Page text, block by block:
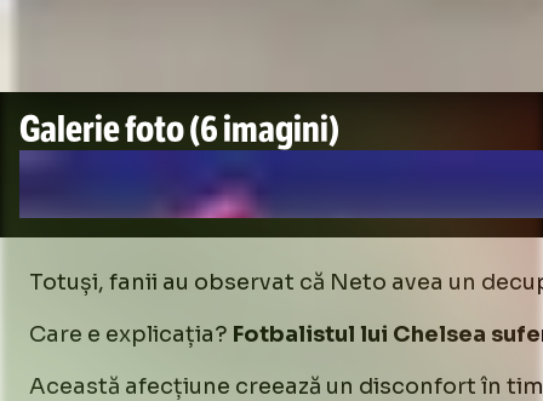
Galerie foto(6 imagini)
Totuși, fanii au observat că Neto avea un
Care e explicația? Fotbalistul lui Chelsea
Această afecțiune creează un disconfort în